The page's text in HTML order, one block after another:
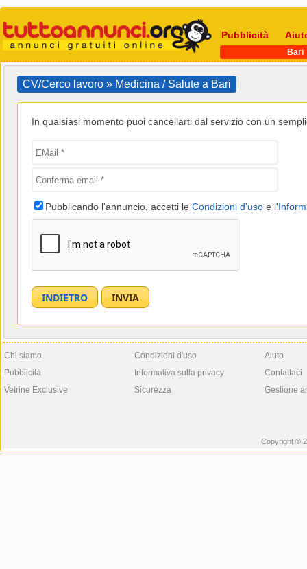
Pubblicità
Bari
CV/Cerco lavoro » Medicina / Salute a Bari
In qualsiasi momento puoi cancellarti dal servizio con un
Pubblicando l'annuncio, accetti le Condizioni d'uso e l'
Chi siamo
Pubblicità
Vetrine Exclusive
Condizioni d'uso
Informativa sulla privacy
Sicurezza
Aiuto
Contattaci
Gestione
Copyright ©